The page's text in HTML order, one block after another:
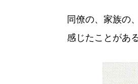
同僚の、家族の
感じたことがあ